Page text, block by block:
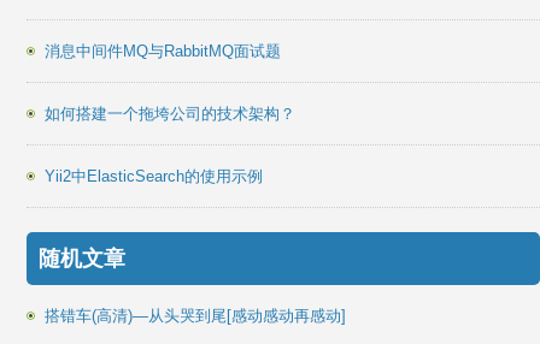
消息中间件MQ与RabbitMQ面试题
如何搭建一个拖垮公司的技术架构？
Yii2中ElasticSearch的使用示例
随机文章
搭错车(高清)—从头哭到尾[感动感动再感动]